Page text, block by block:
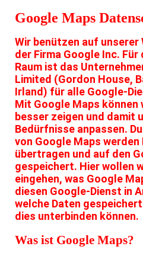
Google Maps
Wir benützen auf unserer
der Firma Google Inc. Für
Raum ist das
Limited (Gordon House,
Irland) für alle Google-
Mit Google Maps können
besser zeigen und damit
Bedürfnisse anpassen.
von Google Maps werden
übertragen und auf den
gespeichert. Hier wollen
eingehen, was Google
diesen Google-Dienst in
welche Daten
dies unterbinden können.
Was ist Google Maps?